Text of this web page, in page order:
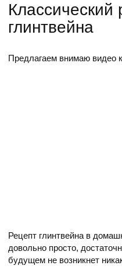
Классический
глинтвейна
Предлагаем внимаю видео
Рецепт глинтвейна в
довольно просто,
будущем не возникнет